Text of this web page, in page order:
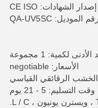
إصدار الشهادات: CE ISO
رقم الموديل: QA-UV5SC
لكمية: 1 مجموعة
الأسعار: negotiable
الرقائقي القياسي
وقت التسليم: 5 - 21 يوم